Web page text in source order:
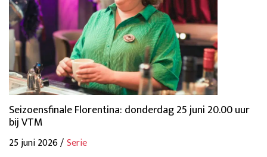
Seizoensfinale Florentina: donderdag 25 juni 20.00 uur
bij VTM
25 juni 2026 /Serie